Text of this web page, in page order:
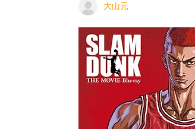
大山元